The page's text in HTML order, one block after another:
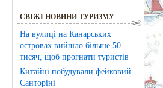
СВІЖІ НОВИНИ ТУРИЗМУ
На вулиці на Канарських
островах вийшло більше 50
тисяч, щоб прогнати туристів
Китайці побудували фейковий
Санторіні